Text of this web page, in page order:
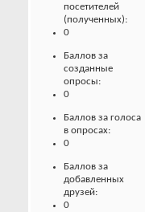
посетителей
(полученных):
0
Баллов за
созданные
опросы:
0
Баллов за голоса
в опросах:
0
Баллов за
добавленных
друзей:
0